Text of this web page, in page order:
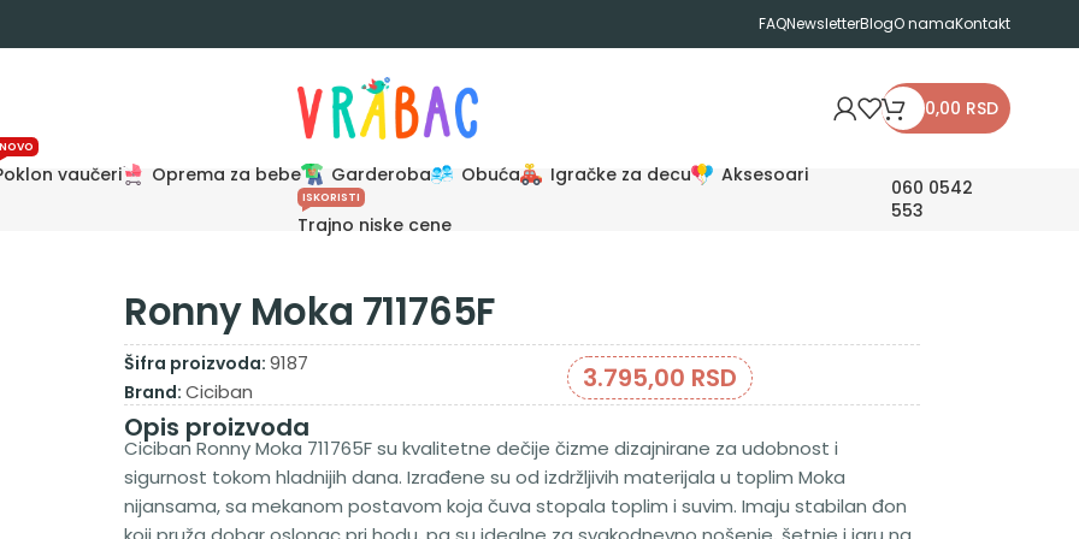
FAQNewsletterBlogO namaKontakt
0,00 RSD
vaučeri
NOVO
Oprema za bebe Garderoba Obuća Igračke za decu Aksesoari
Trajno niske cene
ISKORISTI
060 0542
553
Ronny Moka 711765F
Šifra proizvoda: 9187
Brand: Ciciban 3.795,00 RSD
Opis proizvoda
Ciciban Ronny Moka 711765F su kvalitetne dečije čizme dizajnirane za udobnost i
sigurnost tokom hladnijih dana. Izrađene su od izdržljivih materijala u toplim Moka
nijansama, sa mekanom postavom koja čuva stopala toplim i suvim. Imaju stabilan đon